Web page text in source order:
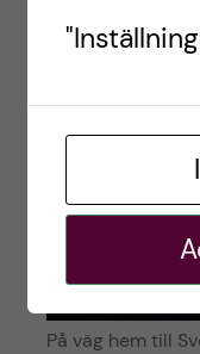
På väg hem till